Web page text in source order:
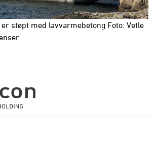
støpt med lavvarmebetong Foto: Vetle